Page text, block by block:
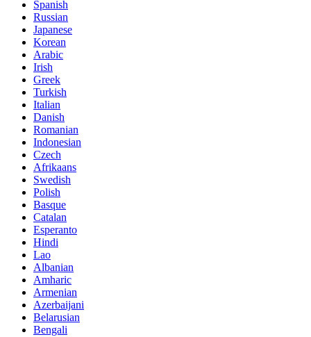
Spanish
Russian
Japanese
Korean
Arabic
Irish
Greek
Turkish
Italian
Danish
Romanian
Indonesian
Czech
Afrikaans
Swedish
Polish
Basque
Catalan
Esperanto
Hindi
Lao
Albanian
Amharic
Armenian
Azerbaijani
Belarusian
Bengali